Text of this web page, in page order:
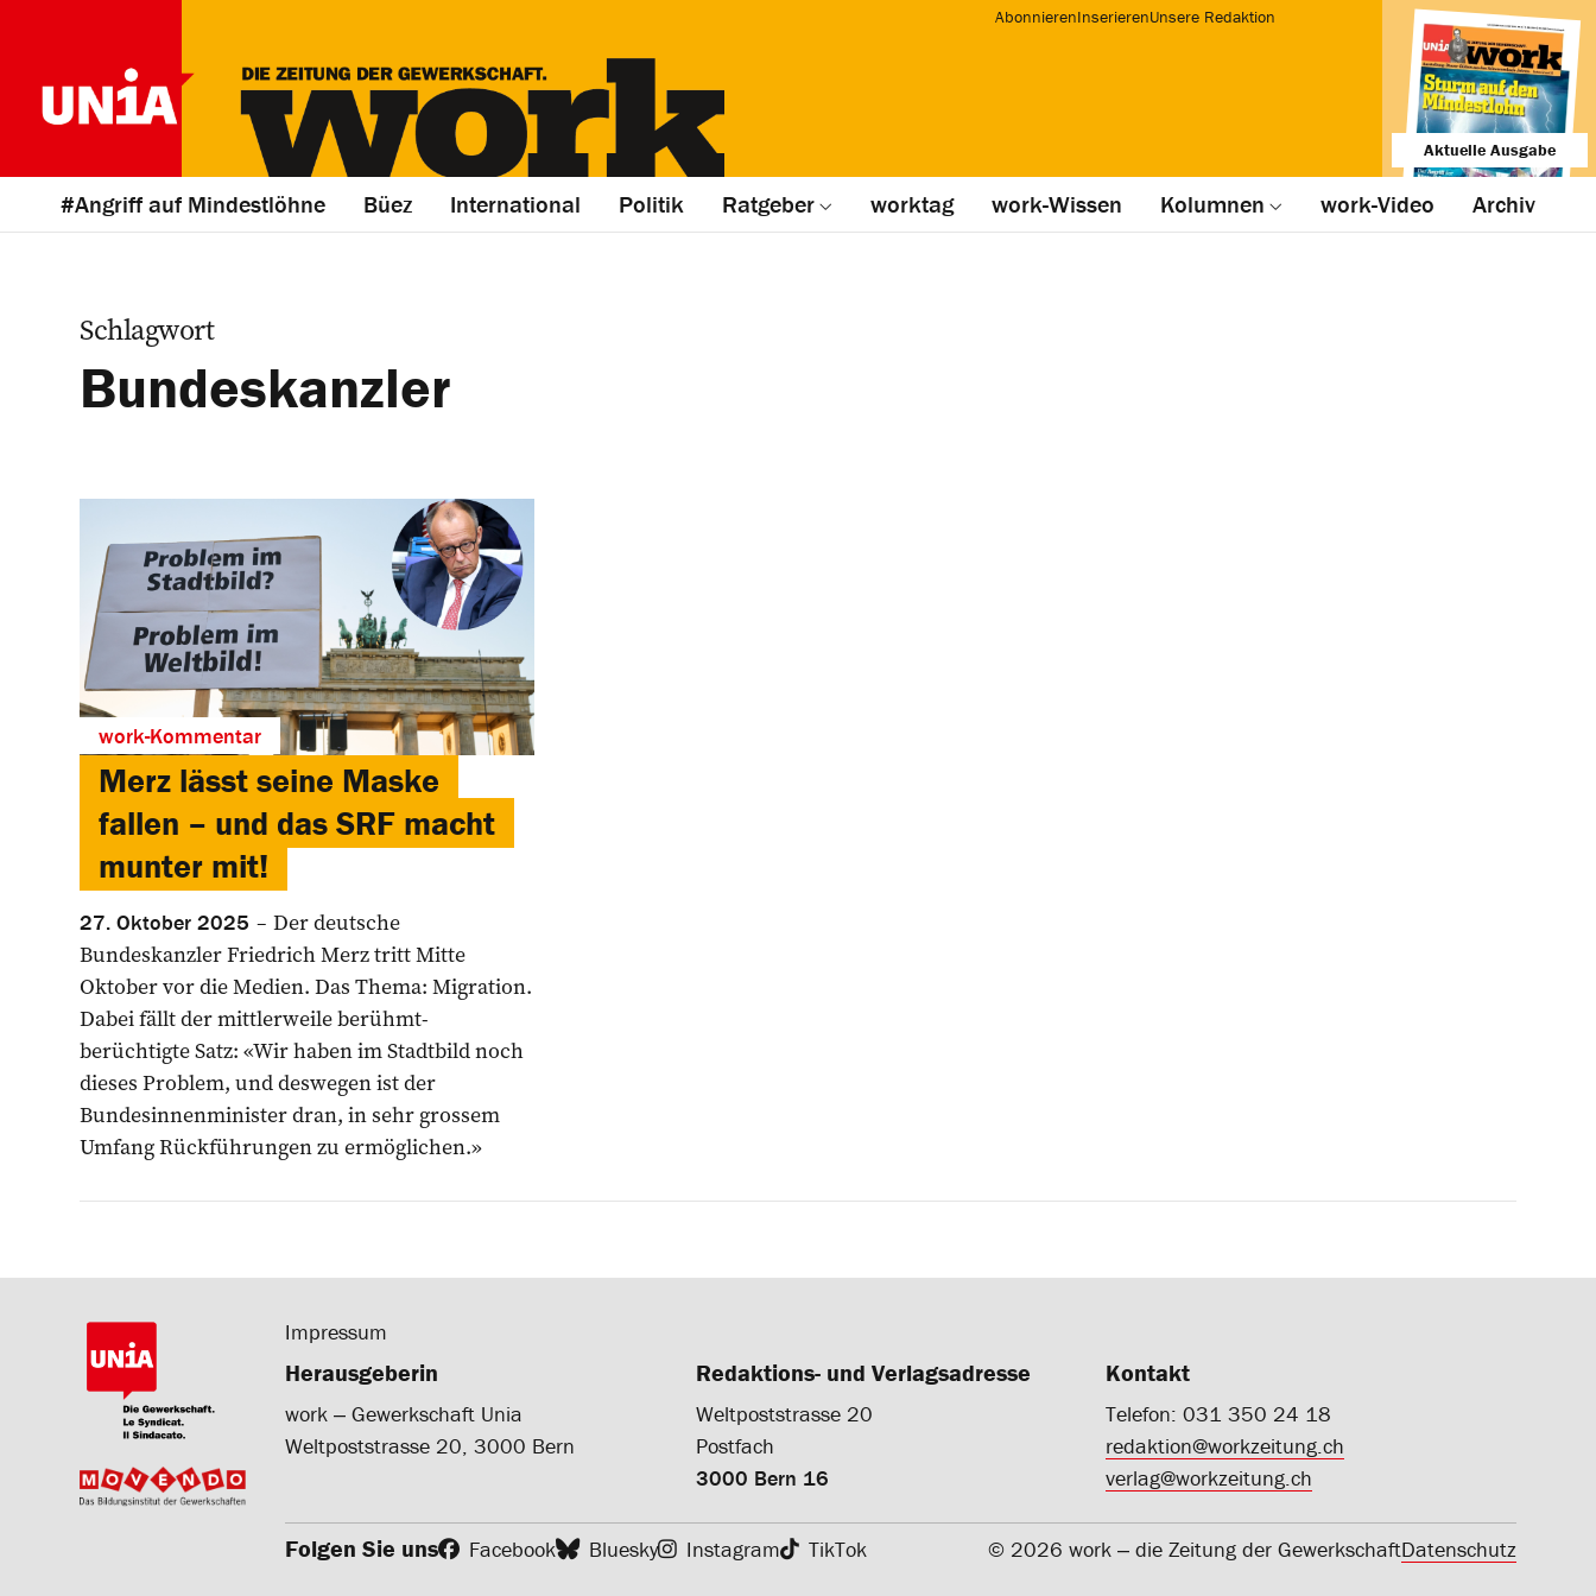
AbonnierenInserierenUnsere Redaktion
Aktuelle Ausgabe
#Angriff auf Mindestlöhne Büez International Politik Ratgeber worktag work-Wissen Kolumnen work-Video Archiv
Schlagwort
Bundeskanzler
work-Kommentar
Merz lässt seine Maske
fallen – und das SRF macht
munter mit!
27. Oktober 2025
Der deutsche
Bundeskanzler Friedrich Merz tritt Mitte
Oktober vor die Medien. Das Thema: Migration.
Dabei fällt der mittlerweile berühmt-
berüchtigte Satz: «Wir haben im Stadtbild noch
dieses Problem, und deswegen ist der
Bundesinnenminister dran, in sehr grossem
Umfang Rückführungen zu ermöglichen.»
Impressum
Herausgeberin
work ‒ Gewerkschaft Unia
Weltpoststrasse 20, 3000 Bern
Redaktions- und Verlagsadresse
Weltpoststrasse 20
Postfach
3000 Bern 16
Kontakt
Telefon: 031 350 24 18
redaktion@workzeitung.ch
verlag@workzeitung.ch
Folgen Sie uns Facebook Bluesky Instagram TikTok © 2026 work ‒ die Zeitung der GewerkschaftDatenschutz